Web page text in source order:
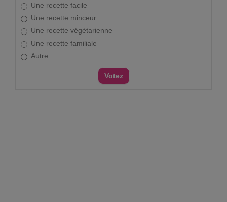
Une recette facile
Une recette minceur
Une recette végétarienne
Une recette familiale
Autre